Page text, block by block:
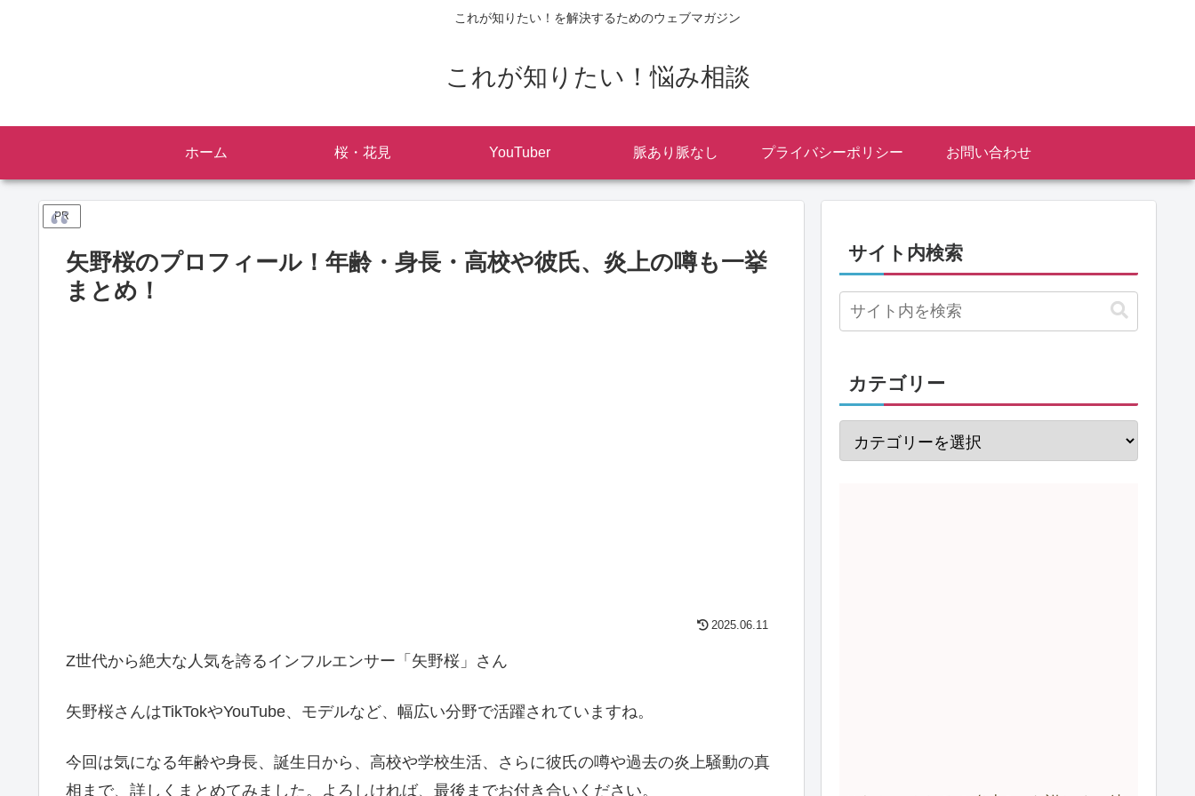
これが知りたい！を解決するためのウェブマガジン
これが知りたい！悩み相談
ホーム 桜・花見 YouTuber 脈あり脈なし プライバシーポリシー お問い合わせ
PR
矢野桜のプロフィール！年齢・身長・高校や彼氏、炎上の噂も一挙
まとめ！
2025.06.11
Z世代から絶大な人気を誇るインフルエンサー「矢野桜」さん
矢野桜さんはTikTokやYouTube、モデルなど、幅広い分野で活躍されていますね。
今回は気になる年齢や身長、誕生日から、高校や学校生活、さらに彼氏の噂や過去の炎上騒動の真
相まで、詳しくまとめてみました。よろしければ、最後までお付き合いください。
サイト内検索
カテゴリー